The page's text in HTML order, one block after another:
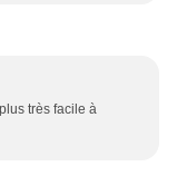
très facile à